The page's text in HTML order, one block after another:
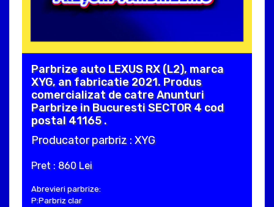
Parbrize auto LEXUS RX (L2), marca
XYG, an fabricatie 2021. Produs
comercializat de catre Anunturi
Parbrize in Bucuresti SECTOR 4 cod
postal 41165 .
Producator parbriz : XYG
Pret : 860 Lei
Abrevieri parbrize:
P:Parbriz clar